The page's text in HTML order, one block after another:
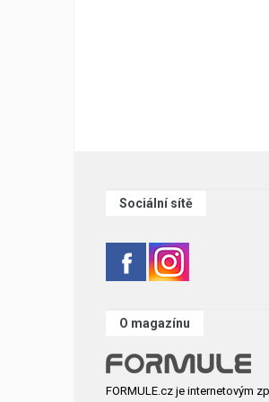
Sociální sítě
O magazínu
FORMULE.cz je internetovým